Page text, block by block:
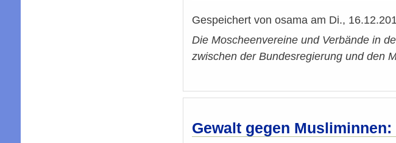
Gespeichert von osamaam Di.,
Die Moscheenvereine und Verbände in
zwischen der Bundesregierung und den
Gewalt gegen